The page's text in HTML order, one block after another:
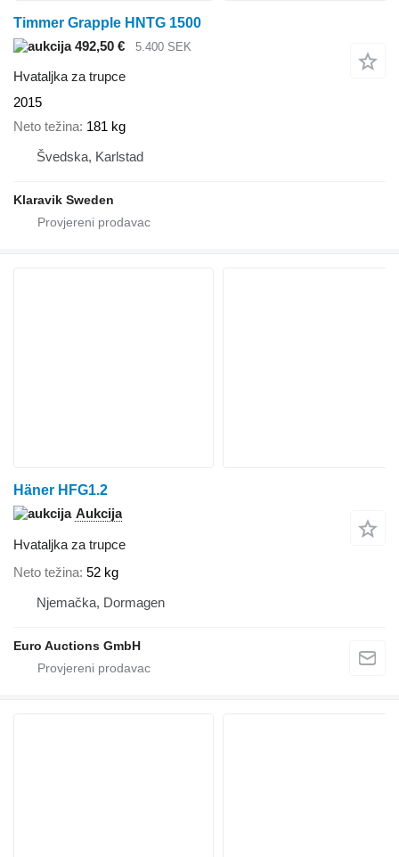
Timmer Grapple HNTG 1500
492,50 €
5.400 SEK
Hvataljka za trupce
2015
Neto težina 181 kg
Švedska, Karlstad
Klaravik Sweden
Häner HFG1.2
Aukcija
Hvataljka za trupce
Neto težina 52 kg
Njemačka, Dormagen
Euro Auctions GmbH